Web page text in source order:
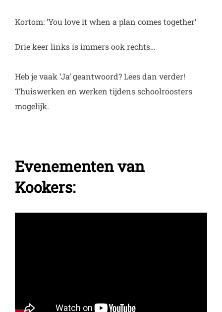
Kortom: ‘You love it when a plan comes together’
Drie keer links is immers ook rechts…
Heb je vaak ‘Ja’ geantwoord? Lees dan verder!
Thuiswerken en werken tijdens schoolroosters
mogelijk.
Evenementen van
Kookers: